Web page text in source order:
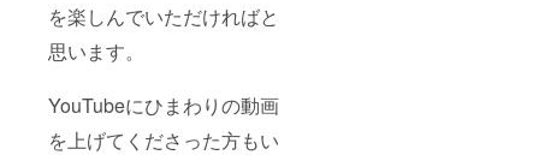
を楽しんでいただければと
思います。
YouTubeにひまわりの動画
を上げてくださった方もい